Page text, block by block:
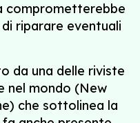
comprometterebbe
riparare eventuali
da una delle riviste
nel mondo (New
che sottolinea la